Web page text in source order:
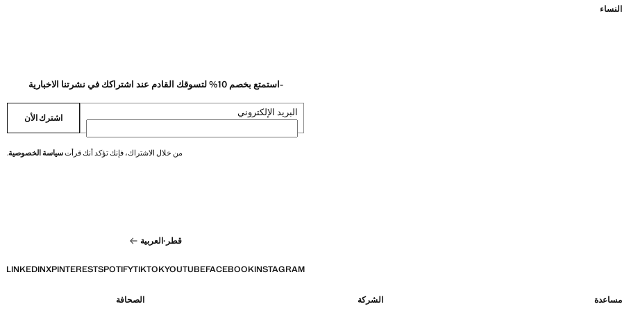
النساء
-استمتع بخصم 10% لتسوقك القادم عند اشتراكك في نشرتنا الاخبارية
البريد الإلكتروني اشترك الأن
من خلال الاشتراك، فإنك تؤكد أنك قرأتسياسة الخصوصية.
قطر·العربية
INSTAGRAM
FACEBOOK
YOUTUBE
TIKTOK
SPOTIFY
PINTEREST
X
LINKEDIN
مساعدة الشركة الصحافة